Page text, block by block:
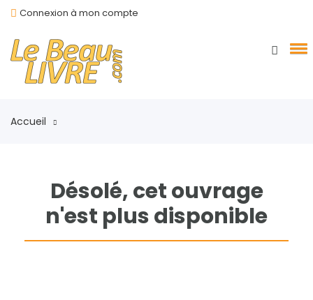
Connexion à mon compte
Accueil
Désolé, cet ouvrage
n'est plus disponible